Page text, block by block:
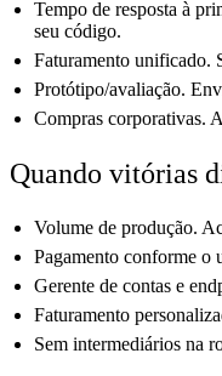
Tempo de resposta à
seu código.
Faturamento unificado.
Protótipo/avaliação.
Compras corporativas.
Quando vitórias
Volume de produção.
Pagamento conforme
Gerente de contas e
Faturamento
Sem intermediários na